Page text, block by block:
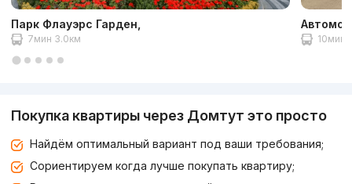
Парк Флауэрс Гарден,
7мин 3.0км 10мин
Покупка квартиры через Домтут это просто
Найдём оптимальный вариант под ваши требования;
Сориентируем когда лучше покупать квартиру;